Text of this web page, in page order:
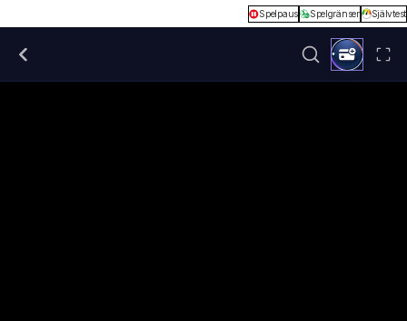
Spelpaus Spelgränser Självtest